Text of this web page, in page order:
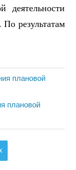
деятельности
. По результатам
плановой
плановой